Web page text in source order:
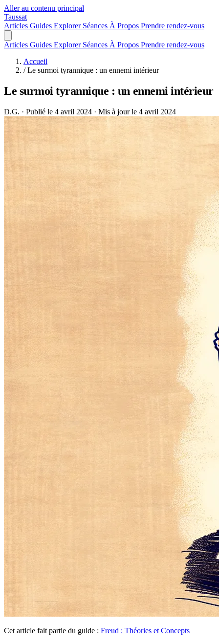
Aller au contenu principal
Taussat
Articles Guides Explorer Séances À Propos Prendre rendez-vous
Articles Guides Explorer Séances À Propos Prendre rendez-vous
Accueil
/ Le surmoi tyrannique : un ennemi intérieur
Le surmoi tyrannique : un ennemi intérieur
D.G. · Publié le 4 avril 2024 · Mis à jour le 4 avril 2024
Cet article fait partie du guide : Freud : Théories et Concepts